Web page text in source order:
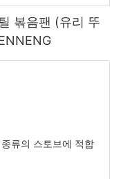
볶음팬 (유리 뚜